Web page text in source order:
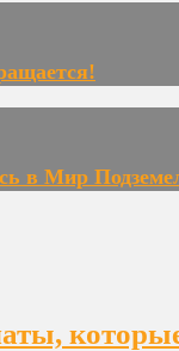
в Мир